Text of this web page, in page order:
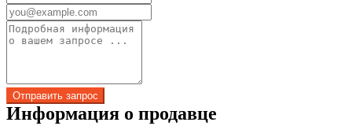
Информация о продавце